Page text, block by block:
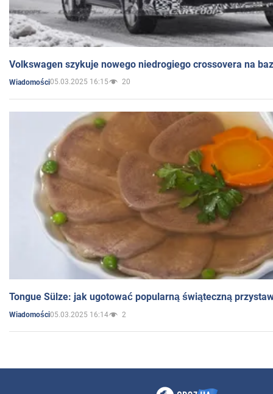
Volkswagen szykuje nowego niedrogiego crossovera na
Wiadomości05.03.2025 16:15 20
Tongue Sülze: jak ugotować popularną świąteczną
Wiadomości05.03.2025 16:14 2